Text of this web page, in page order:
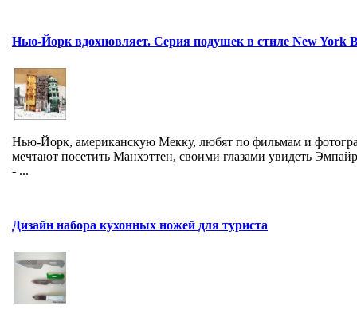
Нью-Йорк вдохновляет. Серия подушек в стиле New York
Нью-Йорк, американскую Мекку, любят по фильмам и
мечтают посетить Манхэттен, своими глазами увидеть
- ...
Дизайн набора кухонных ножей для туриста